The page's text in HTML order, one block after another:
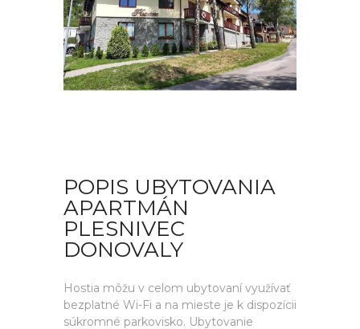
POPIS UBYTOVANIA
APARTMÁN
PLESNIVEC
DONOVALY
Hostia môžu v celom ubytovaní využívať
bezplatné Wi-Fi a na mieste je k dispozícii
súkromné parkovisko. Ubytovanie